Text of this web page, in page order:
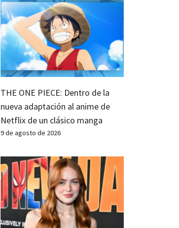
THE ONE PIECE: Dentro de la
nueva adaptación al anime de
Netflix de un clásico manga
9 de agosto de 2026